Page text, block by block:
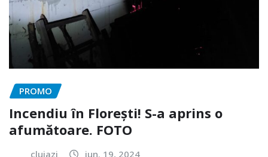
PROMO
Incendiu în Florești! S-a aprins o
afumătoare. FOTO
clujazi iun. 19, 2024